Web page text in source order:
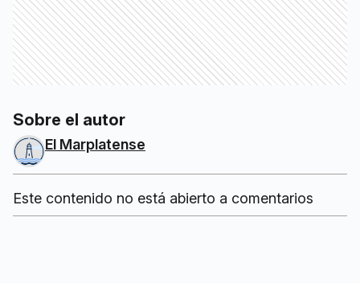
Sobre el autor
El Marplatense
Este contenido no está abierto a comentarios